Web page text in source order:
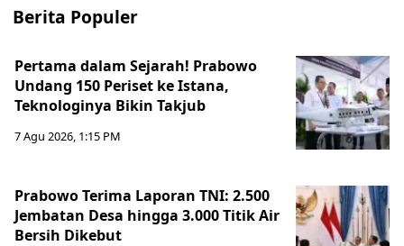
Berita Populer
Pertama dalam Sejarah! Prabowo
Undang 150 Periset ke Istana,
Teknologinya Bikin Takjub
7 Agu 2026, 1:15 PM
Prabowo Terima Laporan TNI: 2.500
Jembatan Desa hingga 3.000 Titik Air
Bersih Dikebut